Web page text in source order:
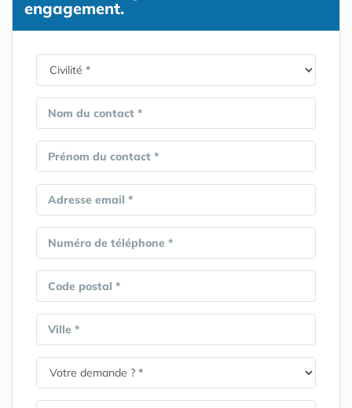
engagement.
Nom du contact *
Prénom du contact *
Adresse email *
Numéro de téléphone *
Code postal *
Ville *